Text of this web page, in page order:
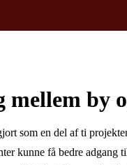
mellem by
som en del af ti
kunne få bedre adgang